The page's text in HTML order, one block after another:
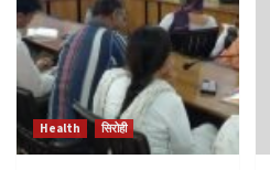
Health सिरोही